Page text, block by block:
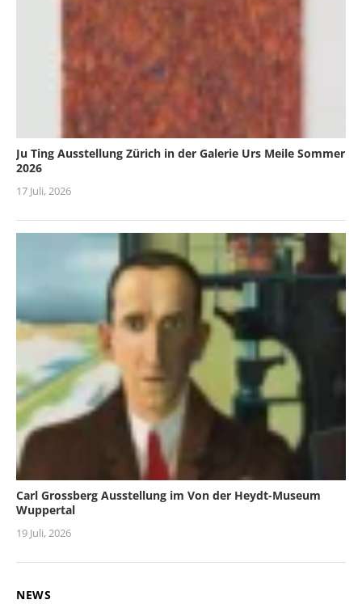
Ju Ting Ausstellung Zürich in der Galerie Urs Meile Sommer
2026
17 Juli, 2026
Carl Grossberg Ausstellung im Von der Heydt-Museum
Wuppertal
19 Juli, 2026
NEWS